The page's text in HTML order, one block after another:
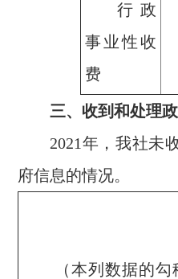
行政
事业性收
费
三、收到和处理
2021年，我社未
府信息的情况。
（本列数据的勾